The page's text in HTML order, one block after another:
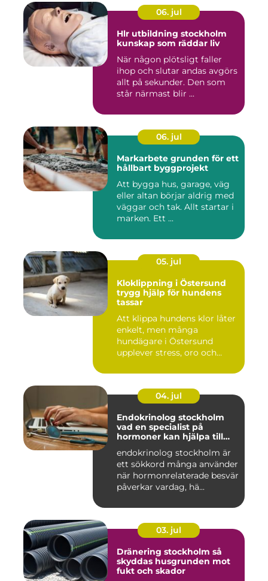
06. jul
Hlr utbildning stockholm
kunskap som räddar liv
När någon plötsligt faller
ihop och slutar andas avgörs
allt på sekunder. Den som
står närmast blir ...
06. jul
Markarbete grunden för ett
hållbart byggprojekt
Att bygga hus, garage, väg
eller altan börjar aldrig med
väggar och tak. Allt startar i
marken. Ett ...
05. jul
Kloklippning i Östersund
trygg hjälp för hundens
tassar
Att klippa hundens klor låter
enkelt, men många
hundägare i Östersund
upplever stress, oro och
04. jul
Endokrinolog stockholm
vad en specialist på
hormoner kan hjälpa till
endokrinolog stockholm är
ett sökkord många använder
när hormonrelaterade besvär
påverkar vardag, hä...
03. jul
Dränering stockholm så
skyddas husgrunden mot
fukt och skador